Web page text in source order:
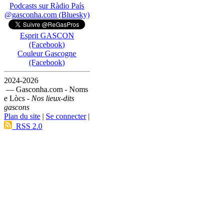
Podcasts sur Ràdio País
@gasconha.com (Bluesky)
Esprit GASCON
(Facebook)
Couleur Gascogne
(Facebook)
2024-2026
— Gasconha.com - Noms
e Lòcs - Nos lieux-dits
gascons
Plan du site | Se connecter|
RSS 2.0